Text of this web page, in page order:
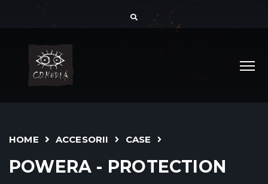
HOME ACCESORII CASE
POWERA - PROTECTION